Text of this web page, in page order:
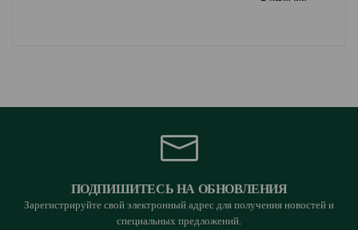
ПОДПИШИТЕСЬ НА ОБНОВЛЕНИЯ
Зарегистрируйте свой электронный адрес для получения новостей и
специальных предложений.